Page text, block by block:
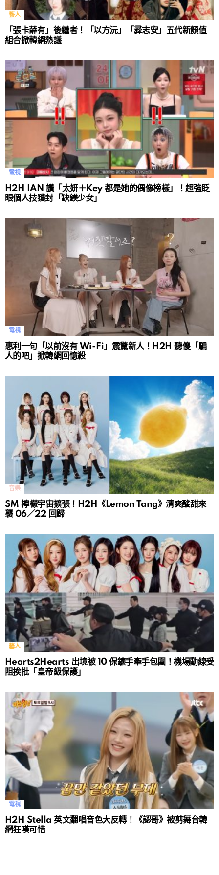
藝人
「張卡薛有」後繼者！「以方沅」「彛志安」五代新顏值
組合掀韓網熱議
電視
H2H IAN 讚「太妍＋Key 都是她的偶像榜樣」！超強眨
眼個人技獲封「缺鎂少女」
電視
惠利一句「以前沒有 Wi-Fi」震驚新人！H2H 聽傻「騙
人的吧」掀韓網回憶殺
音樂
SM 檸檬宇宙擴張！H2H《Lemon Tang》清爽酸甜來
襲 06／22 回歸
藝人
Hearts2Hearts 出境被 10 保鑣手牽手包圍！機場動線受
阻挨批「皇帝級保護」
電視
H2H Stella 英文翻唱音色大反轉！《認哥》被剪舞台韓
網狂嘆可惜